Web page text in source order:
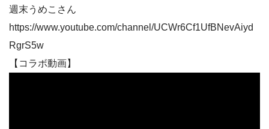
週末うめこさん
https://www.youtube.com/channel/UCWr6Cf1UfBNevAiyd
RgrS5w
【コラボ動画】